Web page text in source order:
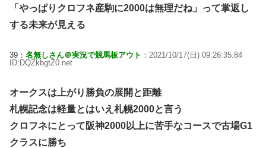
「やっぱりクロフネ産駒に2000は無理だね」って掌返し
する未来が見える
39： 名無しさん＠実況で競馬板アウト ：2021/10/17(日) 09:26:35.84
ID:DQZkbgtZ0.net
オークスは上がり勝負の展開と距離
札幌記念は軽量とはいえ札幌2000と言う
クロフネにとって阪神2000以上に苦手なコースで古場G1
クラスに勝ち